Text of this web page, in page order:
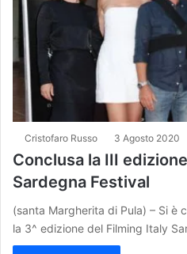
Cristofaro Russo 3 Agosto 2020
Conclusa la III
Sardegna Festival
(santa Margherita di Pula) – Si è
la 3^ edizione del Filming Italy